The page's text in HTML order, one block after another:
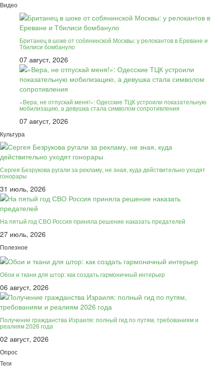
Видео
Британец в шоке от собянинской Москвы: у релокантов в Ереване и
Тбилиси бомбануло
07 август, 2026
«Вера, не отпускай меня!»: Одесские ТЦК устроили показательную
мобилизацию, а девушка стала символом сопротивления
07 август, 2026
Культура
Сергея Безрукова ругали за рекламу, не зная, куда действительно уходят
гонорары
31 июль, 2026
На пятый год СВО Россия приняла решение наказать предателей
27 июль, 2026
Полезное
Обои и ткани для штор: как создать гармоничный интерьер
06 август, 2026
Получение гражданства Израиля: полный гид по путям, требованиям и
реалиям 2026 года
02 август, 2026
Опрос
Теги